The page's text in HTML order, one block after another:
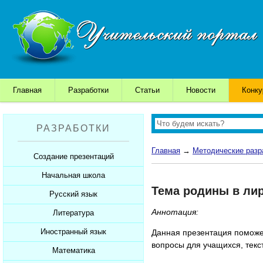
Главная Разработки Статьи Новости
РАЗРАБОТКИ
Создание презентаций
Шаблоны для презентаций
Советы начинающим
Советы дедушки
К презентации...
Начальная школа
Уроки
Презентации
Мультимедийные тесты
Печатные тесты
Русский язык
Уроки
Презентации
Мультимедийные тесты
Литература
Уроки
Презентации
Иностранный язык
Уроки
Математика
Главная → Методические
Тема родины в
Аннотация:
Данная презентация
вопросы для учащихся,